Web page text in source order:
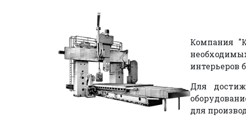
Компания
интерьеров
Для
для